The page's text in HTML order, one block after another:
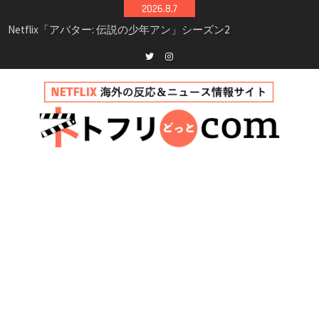
to
2026.8.7
シーズン3最新情報
Netflix映画「ボイスメールで恋をして」キャス
イッチ主演ロマコメ
新決定！2027年撮影開始へ
兄弟大騒動のコメディ映画「リトル・ブラザ
ー」がNetflixで配信！─キャスト・あらすじ・
見どころまとめ
Twitterinstagram